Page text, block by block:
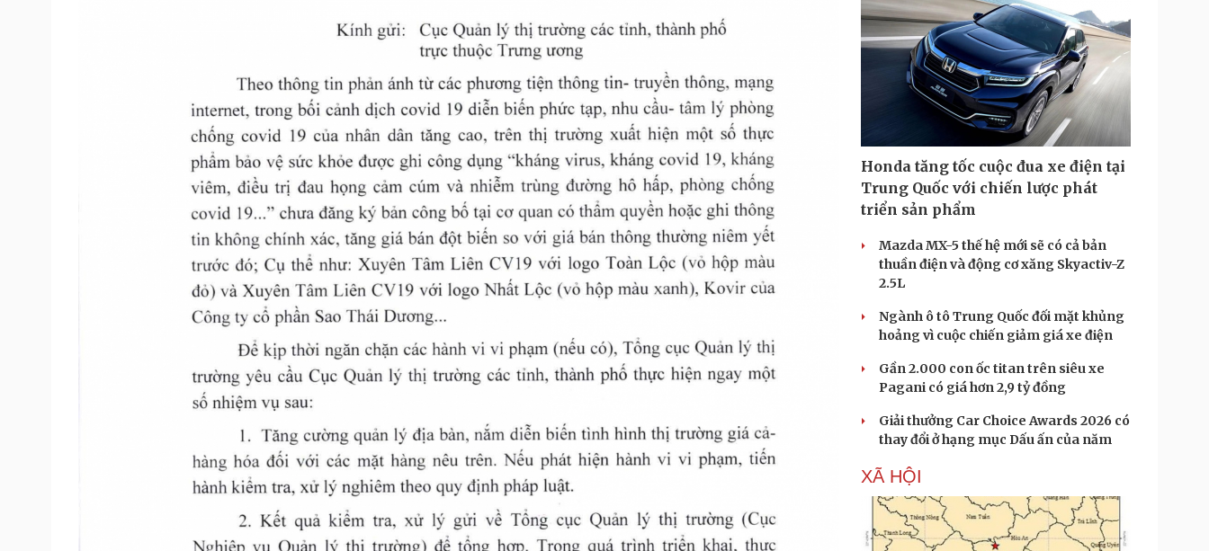
Honda tăng tốc cuộc đua xe điện tại
Trung Quốc với chiến lược phát
triển sản phẩm
Mazda MX-5 thế hệ mới sẽ có cả bản
thuần điện và động cơ xăng Skyactiv-Z
2.5L
Ngành ô tô Trung Quốc đối mặt khủng
hoảng vì cuộc chiến giảm giá xe điện
Gần 2.000 con ốc titan trên siêu xe
Pagani có giá hơn 2,9 tỷ đồng
Giải thưởng Car Choice Awards 2026 có
thay đổi ở hạng mục Dấu ấn của năm
XÃ HỘI